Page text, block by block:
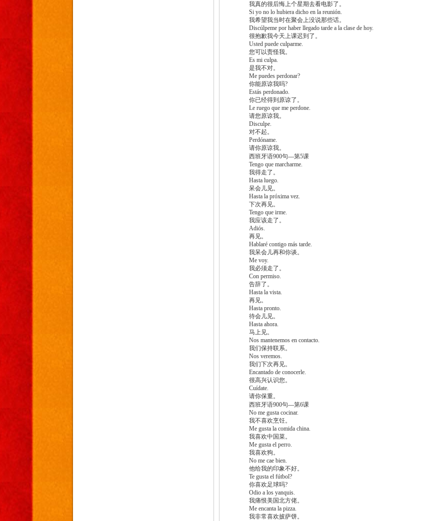
我真的很后悔上个星期去看电影了。
Si yo no lo hubiera dicho en la reunión.
我希望我当时在聚会上没说那些话。
Discúlpeme por haber llegado tarde a la clase de hoy.
很抱歉我今天上课迟到了。
Usted puede culparme.
您可以责怪我。
Es mi culpa.
是我不对。
Me puedes perdonar?
你能原谅我吗?
Estás perdonado.
你已经得到原谅了。
Le ruego que me perdone.
请您原谅我。
Disculpe.
对不起。
Perdóname.
请你原谅我。
西班牙语900句---第5课
Tengo que marcharme.
我得走了。
Hasta luego.
呆会儿见。
Hasta la próxima vez.
下次再见。
Tengo que irme.
我应该走了。
Adiós.
再见。
Hablaré contigo más tarde.
我呆会儿再和你谈。
Me voy.
我必须走了。
Con permiso.
告辞了。
Hasta la vista.
再见。
Hasta pronto.
待会儿见。
Hasta ahora.
马上见。
Nos mantenemos en contacto.
我们保持联系。
Nos veremos.
我们下次再见。
Encantado de conocerle.
很高兴认识您。
Cuídate.
请你保重。
西班牙语900句---第6课
No me gusta cocinar.
我不喜欢烹饪。
Me gusta la comida china.
我喜欢中国菜。
Me gusta el perro.
我喜欢狗。
No me cae bien.
他给我的印象不好。
Te gusta el fútbol?
你喜欢足球吗?
Odio a los yanquis.
我痛恨美国北方佬。
Me encanta la pizza.
我非常喜欢披萨饼。